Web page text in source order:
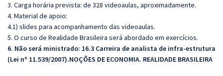
3. Carga horária prevista: de 328 videoaulas, aproximadamente.
4. Material de apoio:
4.1) slides para acompanhamento das videoaulas.
5. O curso de Realidade Brasileira será abordado em exercícios.
6. Não será ministrado: 16.3 Carreira de analista de infra-estrutura
(Lei nº 11.539/2007).NOÇÕES DE ECONOMIA. REALIDADE BRASILEIRA